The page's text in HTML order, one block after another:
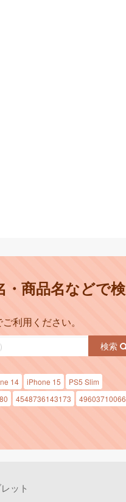
・商品名などで検
利用ください。
検索
14 iPhone 15
PS5 Slim
4548736143173